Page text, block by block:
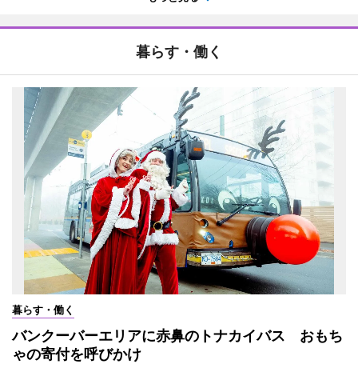
暮らす・働く
暮らす・働く
バンクーバーエリアに赤鼻のトナカイバス おもち
ゃの寄付を呼びかけ